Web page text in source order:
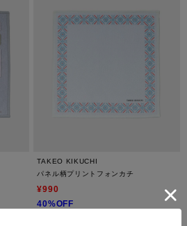
TAKEO KIKUCHI
パネル柄プリントフォンカチ
¥990
40%OFF